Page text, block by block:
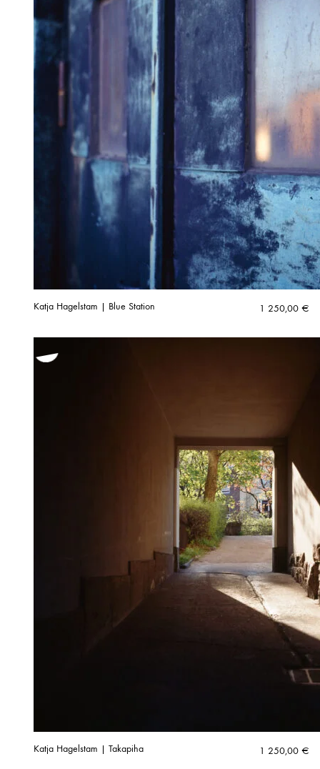
Katja Hagelstam | Blue Station 1 250,00 €
Katja Hagelstam | Takapiha 1 250,00 €